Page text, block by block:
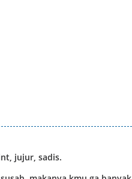
jujur, sadis.